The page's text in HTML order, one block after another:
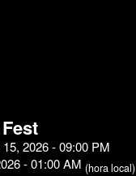
2026 - 09:00 PM
- 01:00 AM (hora local)